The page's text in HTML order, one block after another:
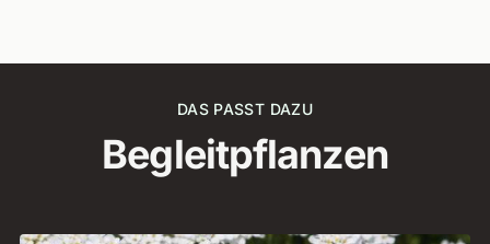
DAS PASST DAZU
Begleitpflanzen